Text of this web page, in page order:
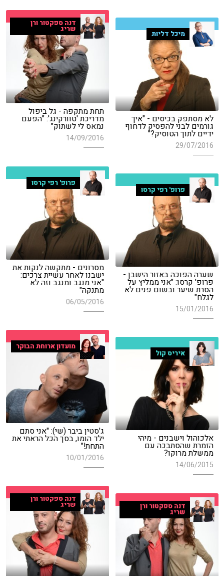
דנה ספקטור ורן
שריג
תחת מתקפה - גל ביפול
מדריכת 'טוורקינג': "הפעם
נמאס לי לשתוק"
14/09/2016
מיכל דליות
לא מסתפק בכיסים - "איך
גורמים לבני להפסיק לדחוף
ידיים לתוך הטוסיק?"
29/07/2016
פרופ' רפי קרסו
מסרונים - מתקשה לנקות את
ישבנו לאחר עשיית צרכים:
"אני מנגב ומנגב וזה לא
מתנקה"
06/05/2016
פרופ' רפי קרסו
שערה הפוכה באזור הישבן -
פרופ' קרסו: "אני ממליץ על
הסרת שיער ובשום פנים לא
לגלח"
15/01/2016
מועדון ארוחת הבוקר
ג'סטין ביבר (שי): "אני סתם
ילד הומו, בסך הכל הראתי את
התחת!"
10/01/2016
איריס קול
אלכוהול וישבנים - מיהי
הזמרת שהסתבכה עם
ממשלת מרוקו?
14/06/2015
דנה ספקטור ורן
שריג דנה ספקטור ורן
שריג